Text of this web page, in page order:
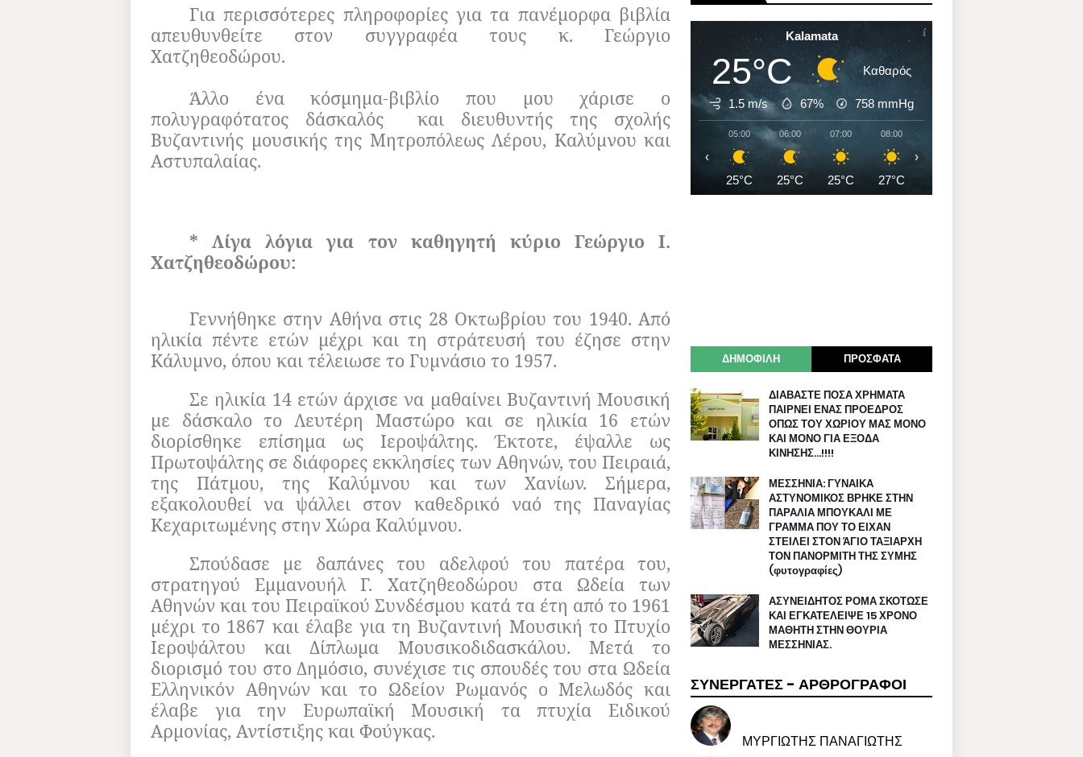
Για περισσότερες πληροφορίες για τα πανέμορφα βιβλία
απευθυνθείτε στον συγγραφέα τους κ. Γεώργιο
Χατζηθεοδώρου.
Άλλο ένα κόσμημα-βιβλίο που μου χάρισε ο
πολυγραφότατος δάσκαλός
και διευθυντής της σχολής
Βυζαντινής μουσικής της Μητροπόλεως Λέρου, Καλύμνου και
Αστυπαλαίας.
* Λίγα λόγια για τον καθηγητή κύριο Γεώργιο Ι.
Χατζηθεοδώρου:
Γεννήθηκε στην Αθήνα στις 28 Οκτωβρίου του 1940. Από
ηλικία πέντε ετών μέχρι και τη στράτευσή του έζησε στην
Κάλυμνο, όπου και τέλειωσε το Γυμνάσιο το 1957.
Σε ηλικία 14 ετών άρχισε να μαθαίνει Βυζαντινή Μουσική
με δάσκαλο το Λευτέρη Μαστώρο και σε ηλικία 16 ετών
διορίσθηκε επίσημα ως Ιεροψάλτης. Έκτοτε, έψαλλε ως
Πρωτοψάλτης σε διάφορες εκκλησίες των Αθηνών, του Πειραιά,
της Πάτμου, της Καλύμνου και των Χανίων. Σήμερα,
εξακολουθεί να ψάλλει στον καθεδρικό ναό της Παναγίας
Κεχαριτωμένης στην Χώρα Καλύμνου.
Σπούδασε με δαπάνες του αδελφού του πατέρα του,
στρατηγού Εμμανουήλ Γ. Χατζηθεοδώρου στα Ωδεία των
Αθηνών και του Πειραϊκού Συνδέσμου κατά τα έτη από το 1961
μέχρι το 1867 και έλαβε για τη Βυζαντινή Μουσική το Πτυχίο
Ιεροψάλτου και Δίπλωμα Μουσικοδιδασκάλου. Μετά το
διορισμό του στο Δημόσιο, συνέχισε τις σπουδές του στα Ωδεία
Ελληνικόν Αθηνών και το Ωδείον Ρωμανός ο Μελωδός και
έλαβε για την Ευρωπαϊκή Μουσική τα πτυχία Ειδικού
Αρμονίας, Αντίστιξης και Φούγκας.
Kalamata
25°C Καθαρός
1.5 m/s 67% 758 mmHg
05:00
25°C
06:00
25°C
07:00
25°C
08:00
27°C
‹ ›
ΔΗΜΟΦΙΛΗ ΠΡΟΣΦΑΤΑ
ΔΙΑΒΑΣΤΕ ΠΟΣΑ ΧΡΗΜΑΤΑ
ΠΑΙΡΝΕΙ ΕΝΑΣ ΠΡΟΕΔΡΟΣ
ΟΠΩΣ ΤΟΥ ΧΩΡΙΟΥ ΜΑΣ ΜΟΝΟ
ΚΑΙ ΜΟΝΟ ΓΙΑ ΕΞΟΔΑ
ΚΙΝΗΣΗΣ…!!!!
ΜΕΣΣΗΝΙΑ: ΓΥΝΑΙΚΑ
ΑΣΤΥΝΟΜΙΚΟΣ ΒΡΗΚΕ ΣΤΗΝ
ΠΑΡΑΛΙΑ ΜΠΟΥΚΑΛΙ ΜΕ
ΓΡΑΜΜΑ ΠΟΥ ΤΟ ΕΙΧΑΝ
ΣΤΕΙΛΕΙ ΣΤΟΝ ΆΓΙΟ ΤΑΞΙΑΡΧΗ
ΤΟΝ ΠΑΝΟΡΜΙΤΗ ΤΗΣ ΣΥΜΗΣ
(φυτογραφίες)
ΑΣΥΝΕΙΔΗΤΟΣ ΡΟΜΑ ΣΚΟΤΩΣΕ
ΚΑΙ ΕΓΚΑΤΕΛΕΙΨΕ 15 ΧΡΟΝΟ
ΜΑΘΗΤΗ ΣΤΗΝ ΘΟΥΡΙΑ
ΜΕΣΣΗΝΙΑΣ.
ΣΥΝΕΡΓΑΤΕΣ - ΑΡΘΡΟΓΡΑΦΟΙ
ΜΥΡΓΙΩΤΗΣ ΠΑΝΑΓΙΩΤΗΣ